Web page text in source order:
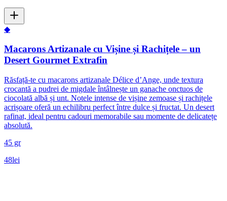
◆
Macarons Artizanale cu Vișine și Rachițele – un
Desert Gourmet Extrafin
Răsfață-te cu macarons artizanale Délice d’Ange, unde textura
crocantă a pudrei de migdale întâlnește un ganache onctuos de
ciocolată albă și unt. Notele intense de vișine zemoase și rachițele
acrișoare oferă un echilibru perfect între dulce și fructat. Un desert
rafinat, ideal pentru cadouri memorabile sau momente de delicatețe
absolută.
45 gr
48lei